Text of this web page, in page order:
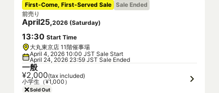
First-Come, First-Served Sale Sale Ended
前売り
April25,2026 (Saturday)
13:30 Start Time
大丸東京店 11階催事場
April 4, 2026 10:00 JST Sale Start
April 24, 2026 23:59 JST Sale Ended
一般
¥2,000(tax included)
小学生（¥1,000）
Sold Out